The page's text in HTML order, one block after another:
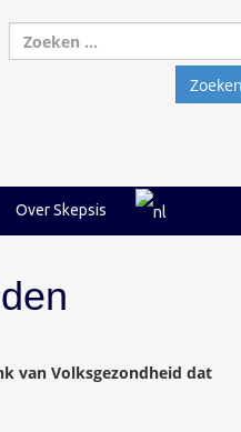
Over Skepsis
van Volksgezondheid dat